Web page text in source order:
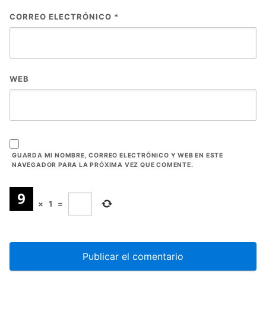
CORREO ELECTRÓNICO *
WEB
GUARDA MI NOMBRE, CORREO ELECTRÓNICO Y WEB EN ESTE
NAVEGADOR PARA LA PRÓXIMA VEZ QUE COMENTE.
× 1 =